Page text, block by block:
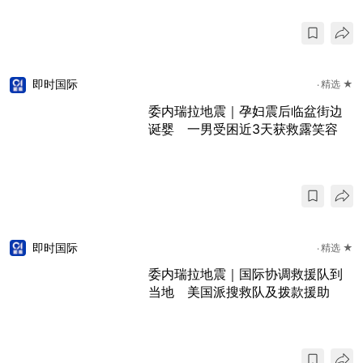
即时国际 精选 ★
委内瑞拉地震｜孕妇震后临盆街边
诞婴 一男受困近3天获救露笑容
即时国际 精选 ★
委内瑞拉地震｜国际协调救援队到
当地 美国派搜救队及拨款援助